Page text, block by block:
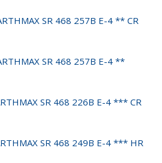
SR 468 257B E-4 ** CR
SR 468 257B E-4 **
SR 468 226B E-4 *** CR
SR 468 249B E-4 *** HR